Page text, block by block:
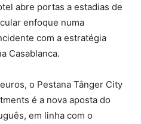
abre portas a estadias de
enfoque numa
com a estratégia
Casablanca.
o Pestana Tânger City
é a nova aposta do
em linha com o